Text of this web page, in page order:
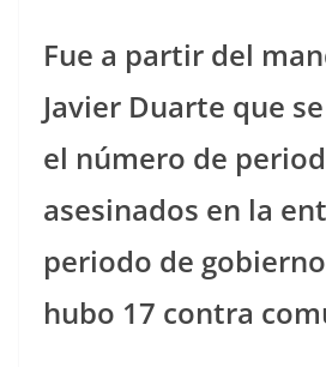
Fue a partir del
Javier Duarte que
el número de
asesinados en la
periodo de
hubo 17 contra